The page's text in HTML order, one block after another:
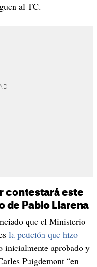
al TC.
contestará este
de Pablo Llarena
que el Ministerio
la petición que hizo
inicialmente aprobado y
Puigdemont “en